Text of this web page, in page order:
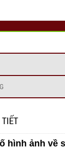
hình ảnh về